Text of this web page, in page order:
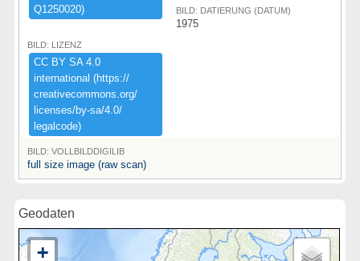
Q1250020)​
BILD: DATIERUNG (DATUM)
1975
BILD: LIZENZ
CC ​BY ​SA ​4.​0 ​
international ​(​https:​/​/​
creativecommons.​org/​
licenses/​by-​sa/​4.​0/​
legalcode)​
BILD: VOLLBILDDIGILIB
full size image (raw scan)
Geodaten